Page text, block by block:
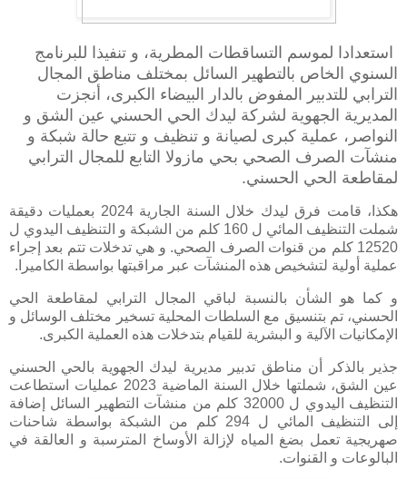
استعدادا لموسم التساقطات المطرية، و تنفيذا للبرنامج
السنوي الخاص بالتطهير السائل بمختلف مناطق المجال
الترابي للتدبير المفوض بالدار البيضاء الكبرى، أنجزت
المديرية الجهوية لشركة ليدك الحي الحسني عين الشق و
النواصر، عملية كبرى لصيانة و تنظيف و تتبع حالة شبكة و
منشآت الصرف الصحي بحي مازولا التابع للمجال الترابي
لمقاطعة الحي الحسني.
هكذا، قامت فرق ليدك خلال السنة الجارية 2024 بعمليات دقيقة
شملت التنظيف المائي ل 160 كلم من الشبكة و التنظيف اليدوي ل
12520 كلم من قنوات الصرف الصحي. و هي تدخلات تتم بعد إجراء
عملية أولية لتشخيص هذه المنشآت عبر مراقبتها بواسطة الكاميرا.
و كما هو الشأن بالنسبة لباقي المجال الترابي لمقاطعة الحي
الحسني، تم بتنسيق مع السلطات المحلية تسخير مختلف الوسائل و
الإمكانيات الآلية و البشرية للقيام بتدخلات هذه العملية الكبرى.
جذير بالذكر أن مناطق تدبير مديرية ليدك الجهوية بالحي الحسني
عين الشق، شملتها خلال السنة الماضية 2023 عمليات استطاعت
التنظيف اليدوي ل 32000 كلم من منشآت التطهير السائل إضافة
إلى التنظيف المائي ل 294 كلم من الشبكة بواسطة شاحنات
صهريجية تعمل بضغ المياه لإزالة الأوساخ المترسبة و العالقة في
البالوعات و القنوات.